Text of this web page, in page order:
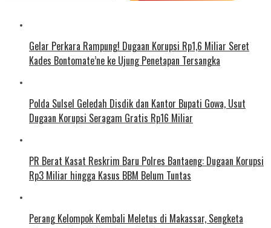
Gelar Perkara Rampung! Dugaan Korupsi Rp1,6 Miliar Seret
Kades Bontomate’ne ke Ujung Penetapan Tersangka
Polda Sulsel Geledah Disdik dan Kantor Bupati Gowa, Usut
Dugaan Korupsi Seragam Gratis Rp16 Miliar
PR Berat Kasat Reskrim Baru Polres Bantaeng: Dugaan Korupsi
Rp3 Miliar hingga Kasus BBM Belum Tuntas
Perang Kelompok Kembali Meletus di Makassar, Sengketa